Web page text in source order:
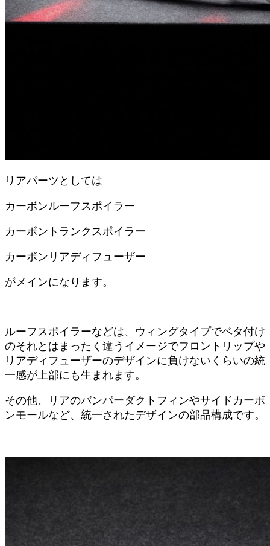
リアパーツとしては
カーボンルーフスポイラー
カーボントランクスポイラー
カーボンリアディフューザー
がメインになります。
ルーフスポイラーなどは、ウィングタイプでベタ付け
のそれとはまったく違うイメージでフロントリップや
リアディフューザーのデザインに負けないくらいの統
一感が上部にも生まれます。
その他、リアのバンパーダクトフィンやサイドカーボ
ンモールなど、統一されたデザインの部品構成です。